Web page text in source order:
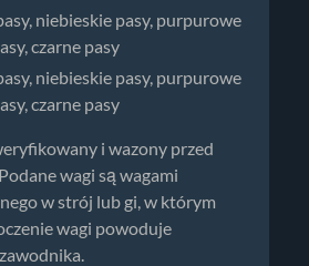
niebieskie pasy, purpurowe
czarne pasy
niebieskie pasy, purpurowe
czarne pasy
i wazony przed
wagi są wagami
w strój lub gi, w którym
wagi powoduje